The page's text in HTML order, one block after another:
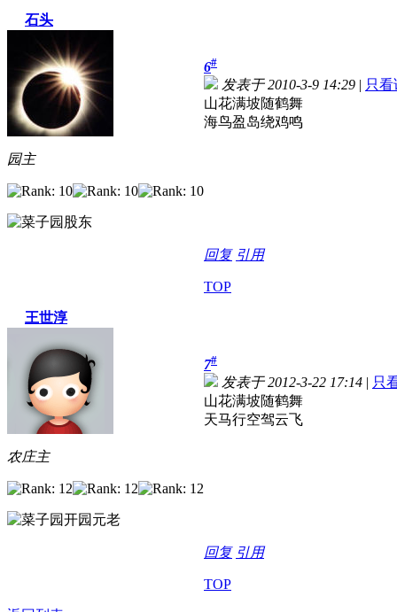
石头
园主
6#
发表于 2010-3-9 14:29 | 只
山花满坡随鹤舞
海鸟盈岛绕鸡鸣
回复 引用
TOP
王世淳
农庄主
7#
发表于 2012-3-22 17:14 | 只
山花满坡随鹤舞
天马行空驾云飞
回复 引用
TOP